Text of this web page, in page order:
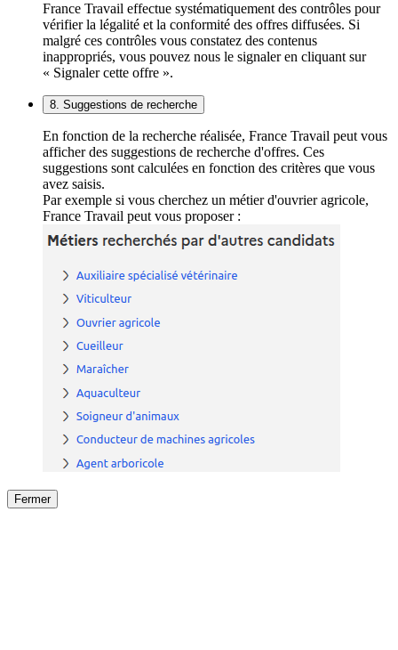
France Travail effectue systématiquement des contrôles pour
vérifier la légalité et la conformité des offres diffusées. Si
malgré ces contrôles vous constatez des contenus
inappropriés, vous pouvez nous le signaler en cliquant sur
« Signaler cette offre ».
8. Suggestions de recherche
En fonction de la recherche réalisée, France Travail peut vous
afficher des suggestions de recherche d'offres. Ces
suggestions sont calculées en fonction des critères que vous
avez saisis.
Par exemple si vous cherchez un métier d'ouvrier agricole,
France Travail peut vous proposer :
Fermer